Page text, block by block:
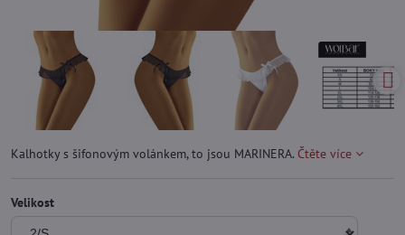
Kalhotky s šifonovým volánkem, to jsou MARINERA. Čtěte více
Velikost